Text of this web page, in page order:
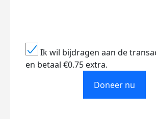
Ik wil bijdragen aan de
en betaal €0.75 extra.
Doneer nu